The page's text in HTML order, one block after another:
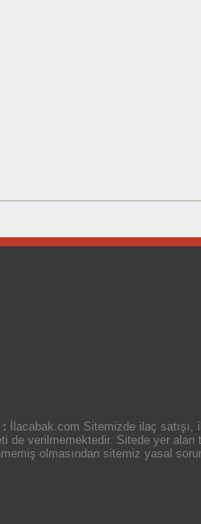
:
İlacabak.com Sitemizde ilaç
de verilmemektedir. Sitede yer alan
olmasından sitemiz yasal